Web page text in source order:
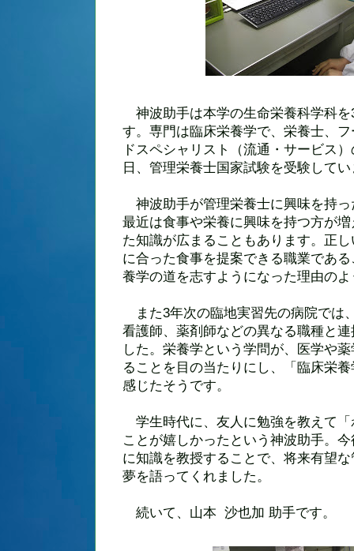
神波助手は本学の生命栄養科学科
す。専門は臨床栄養学で、栄養士、
ドスペシャリスト（流通・サービス
日、管理栄養士国家試験を受験して
神波助手が管理栄養士に興味を持
最近は食事や栄養に興味を持つ方が
た知識が広まることもあります。正
に合った食事を提案できる職業であ
養学の道を志すようになった理由の
また3年次の臨地実習先の病院では
看護師、薬剤師などの異なる職種と
した。栄養学という学問が、医学や
ることを目の当たりにし、「臨床栄
感じたそうです。
学生時代に、友人に勉強を教えて
ことが嬉しかったという神波助手。
に知識を教授することで、将来有望
夢を語ってくれました。
続いて、山本 沙也加 助手です。